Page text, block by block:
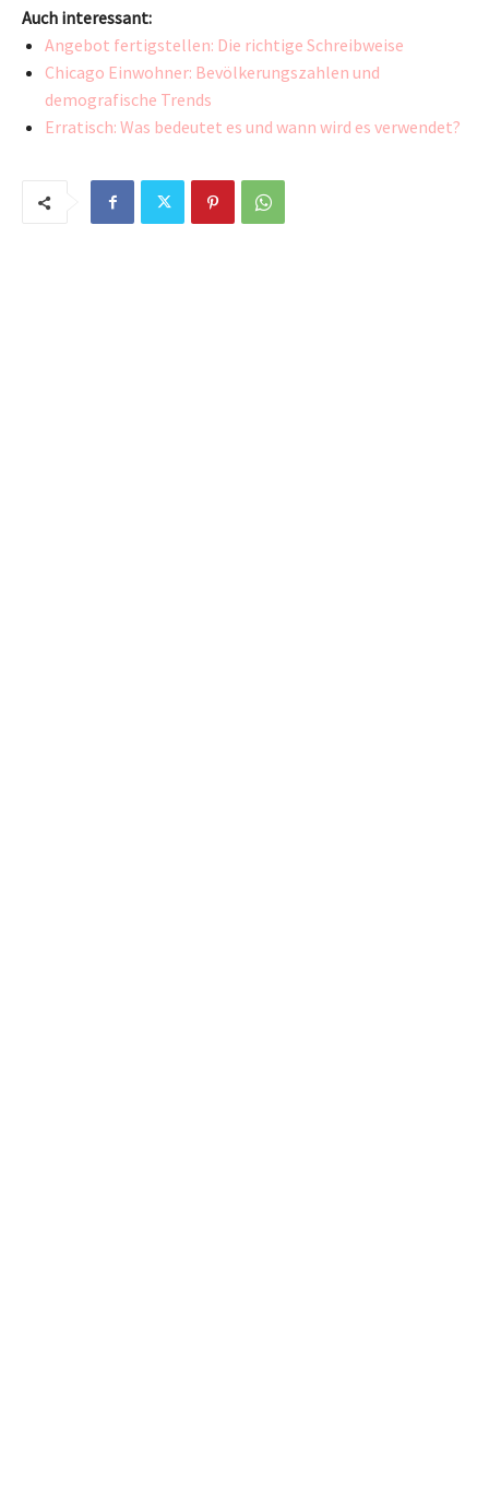
Auch interessant:
Angebot fertigstellen: Die richtige Schreibweise
Chicago Einwohner: Bevölkerungszahlen und
demografische Trends
Erratisch: Was bedeutet es und wann wird es verwendet?